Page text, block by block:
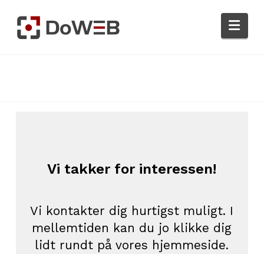
Vi takker for interessen!
Vi kontakter dig hurtigst muligt. I
mellemtiden kan du jo klikke dig
lidt rundt på vores hjemmeside.